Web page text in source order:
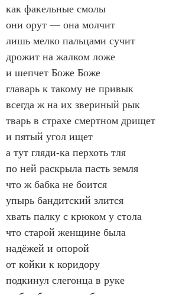
как факельные смолы
они орут — она молчит
лишь мелко пальцами сучит
дрожит на жалком ложе
и шепчет Боже Боже
главарь к такому не привык
всегда ж на их звериный рык
тварь в страхе смертном дрищет
и пятый угол ищет
а тут гляди-ка перхоть тля
по ней раскрыла пасть земля
что ж бабка не боится
упырь бандитский злится
хвать палку с крюком у стола
что старой женщине была
надёжей и опорой
от койки к коридору
подкинул слегонца в руке